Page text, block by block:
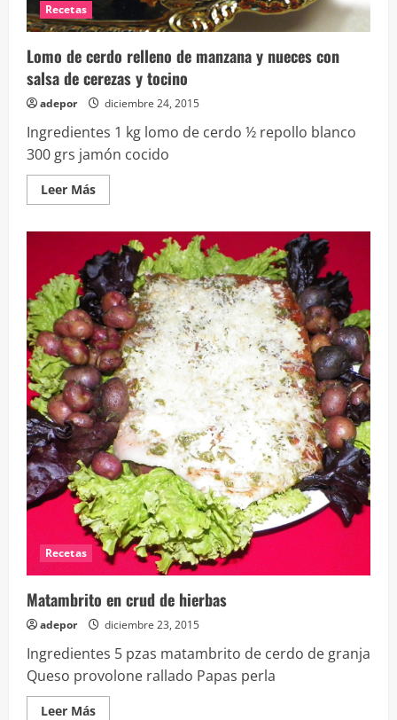
Recetas
Lomo de cerdo relleno de manzana y nueces con
salsa de cerezas y tocino
adepor diciembre 24, 2015
Ingredientes 1 kg lomo de cerdo ½ repollo blanco
300 grs jamón cocido
Leer MásLeer
más
Lomo
de
cerdo
relleno
de
manzana
y
nueces
con
salsa
de
cerezas
y
tocino
Recetas
Matambrito en crud de hierbas
adepor diciembre 23, 2015
Ingredientes 5 pzas matambrito de cerdo de granja
Queso provolone rallado Papas perla
Leer MásLeer